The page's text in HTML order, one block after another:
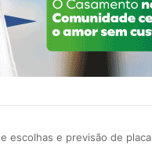
escolhas e previsão de